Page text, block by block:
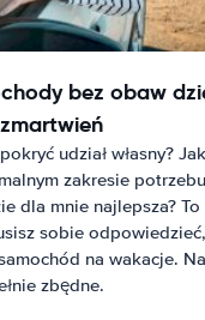
bez obaw
udział własny?
zakresie
dla mnie najlepsza?
sobie
na wakacje.
zbędne.